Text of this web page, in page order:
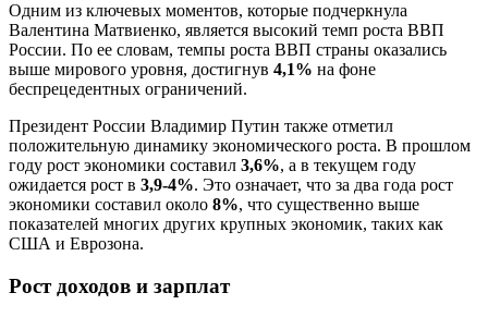
Одним из ключевых моментов, которые подчеркнула
Валентина Матвиенко, является высокий темп роста ВВП
России. По ее словам, темпы роста ВВП страны оказались
выше мирового уровня, достигнув 4,1% на фоне
беспрецедентных ограничений.
Президент России Владимир Путин также отметил
положительную динамику экономического роста. В прошлом
году рост экономики составил 3,6%, а в текущем году
ожидается рост в 3,9-4%. Это означает, что за два года рост
экономики составил около 8%, что существенно выше
показателей многих других крупных экономик, таких как
США и Еврозона.
Рост доходов и зарплат